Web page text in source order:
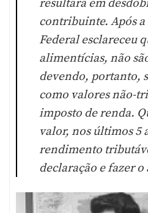
resultará em
contribuinte. Após a
Federal esclareceu
alimentícias, não
devendo, portanto,
como valores não-
imposto de renda.
valor, nos últimos 5
rendimento
declaração e fazer o